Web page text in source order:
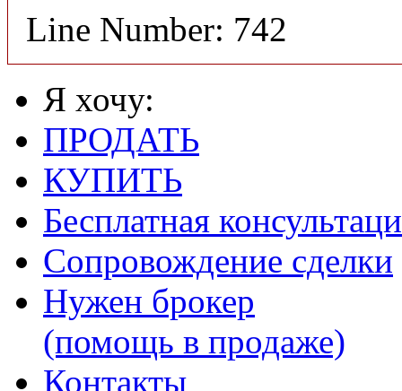
Line Number: 742
Я хочу:
ПРОДАТЬ
КУПИТЬ
Бесплатная
Сопровождение сделки
Нужен брокер
(помощь в продаже)
Контакты